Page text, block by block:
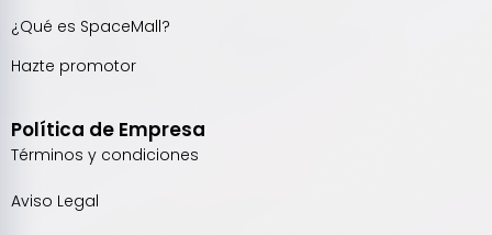
¿Qué es SpaceMall?
Hazte promotor
Política de Empresa
Términos y condiciones
Aviso Legal